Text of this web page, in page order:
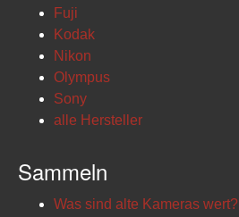
Fuji
Kodak
Nikon
Olympus
Sony
alle Hersteller
Sammeln
Was sind alte Kameras wert?